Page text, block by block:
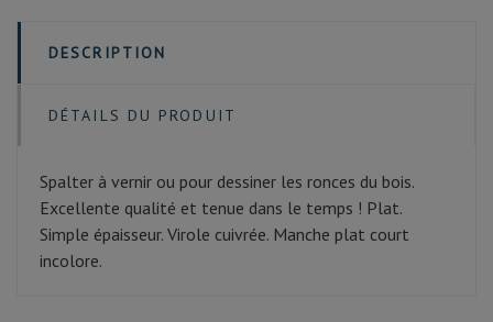
DESCRIPTION
DÉTAILS DU PRODUIT
Spalter à vernir ou pour dessiner les ronces du bois.
Excellente qualité et tenue dans le temps ! Plat.
Simple épaisseur. Virole cuivrée. Manche plat court
incolore.